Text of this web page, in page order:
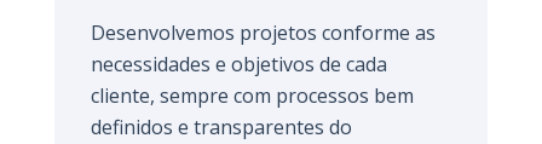
Desenvolvemos projetos conforme as
necessidades e objetivos de cada
cliente, sempre com processos bem
definidos e transparentes do